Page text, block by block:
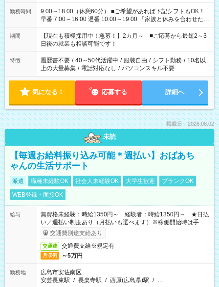
勤務時間
9:00～18:00（休憩60分） ■ご希望があれば下記シフトもOK！
早番 7:00～16:00 遅番 10:00～19:00 「家族と休みを合わせた
い」 「余裕を持って夕飯の準備がしたい」 「できれば残業はし
たくない」 など、ご希望を教えてくださいね。 ※Wワーク希望
の方へ 今ご覧のお仕事で希望する勤務時間と、もう1つのお仕事
の勤務時間。 合計で週40時間を超える場合は応募できません。
期間
【現在も積極採用中！急募！】2カ月～ ■ご応募から最短2～3
日後の就業も相談可能です！
特徴 履歴書不要 / 40～50代活躍中 / 服装自由 / シフト勤務 / 10名以
上の大量募集 / 電話対応なし / パソコンスキル不要
気になる！ 応募する 詳細へ
掲載日：2026.08.02
未読
【毎週お給料振り込み可能＊週払い】おばあち
ゃんの生活サポート
派遣 職種未経験OK 社会人未経験OK 大学生歓迎
ブランクOK
WEB登録・面接OK
給与
無資格未経験：時給1350円～ 経験者：時給1350円～ ★日払
い／週払い制度あり（月払いも選べます）※稼働開始時は手続き
完了次第のお支払いとなります。
交通費別途支給あり
交通費 交通費支給※規定有
月収例 ～5万円
勤務地
広島市安佐南区
安芸長束駅 / 長楽寺駅 / 西原(広島県)駅 / …